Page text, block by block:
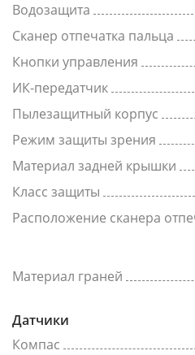
Водозащита
Сканер отпечатка пальца
Кнопки управления
ИК-передатчик
Пылезащитный корпус
Режим защиты зрения
Материал задней крышки
Класс защиты
Расположение сканера
Материал граней
Датчики
Компас